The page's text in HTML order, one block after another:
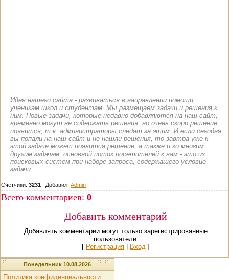
Идея нашего сайта - развиваться в направлении помощи
ученикам школ и студентам. Мы размещаем задачи и решения к
ним. Новые задачи, которые недавно добавляются на наш сайт,
временно могут не содержать решения, но очень скоро решение
появится, т.к. администраторы следят за этим. И если сегодня
вы попали на наш сайт и не нашли решения, то завтра уже к
этой задаче может появится решение, а также и ко многим
другим задачам. основной поток посетителей к нам - это из
поисковых систем при наборе запроса, содержащего условие
задачи
Счетчики: 3231 | Добавил: Admin
Всего комментариев: 0
Добавить комментарий
Добавлять комментарии могут только зарегистрированные
пользователи.
[ Регистрация Вход ]
Понедельник 10.08.2026
Политика конфиденциальности